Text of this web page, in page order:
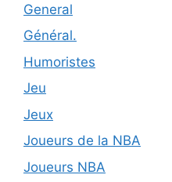
General
Général.
Humoristes
Jeu
Jeux
Joueurs de la NBA
Joueurs NBA